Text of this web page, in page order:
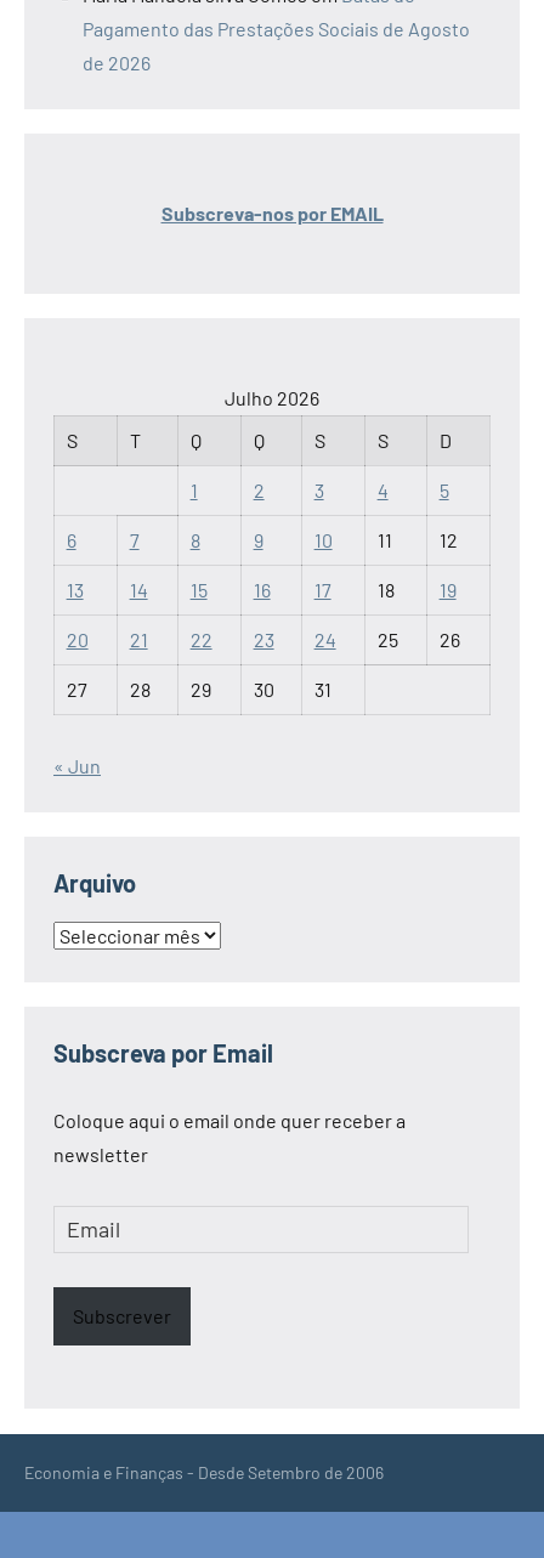
Pagamento das Prestações Sociais de Agosto
de 2026
Subscreva-nos por EMAIL
Julho 2026
S
T Q Q S S D
1 2 3 4 5
6 7 8 9 10 11 12
13 14 15 16 17 18 19
20 21 22 23 24 25 26
27 28 29 30 31
« Jun
Arquivo
Arquivo
Subscreva por Email
Coloque aqui o email onde quer receber a
newsletter
Email
Subscrever
Economia e Finanças - Desde Setembro de 2006